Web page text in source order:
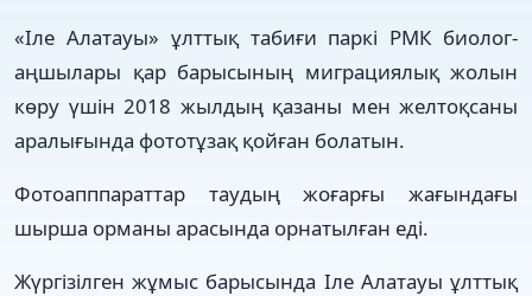
«Іле Алатауы» ұлттық табиғи паркі РМК биолог-
аңшылары қар барысының миграциялық жолын
көру үшін 2018 жылдың қазаны мен желтоқсаны
аралығында фототұзақ қойған болатын.
Фотоапппараттар таудың жоғарғы жағындағы
шырша орманы арасында орнатылған еді.
Жүргізілген жұмыс барысында Іле Алатауы ұлттық